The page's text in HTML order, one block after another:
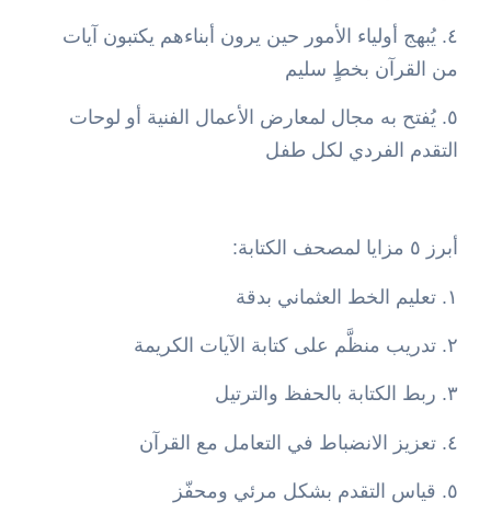
٤. يُبهج أولياء الأمور حين يرون أبناءهم يكتبون آيات
من القرآن بخطٍ سليم
٥. يُفتح به مجال لمعارض الأعمال الفنية أو لوحات
التقدم الفردي لكل طفل
أبرز ٥ مزايا لمصحف الكتابة:
١. تعليم الخط العثماني بدقة
٢. تدريب منظَّم على كتابة الآيات الكريمة
٣. ربط الكتابة بالحفظ والترتيل
٤. تعزيز الانضباط في التعامل مع القرآن
٥. قياس التقدم بشكل مرئي ومحفّز